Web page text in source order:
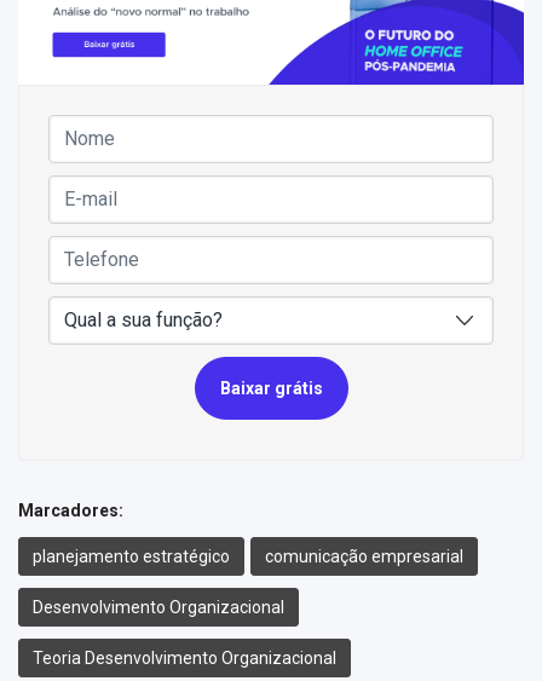
Baixar grátis
Marcadores:
planejamento estratégico comunicação empresarial
Desenvolvimento Organizacional
Teoria Desenvolvimento Organizacional